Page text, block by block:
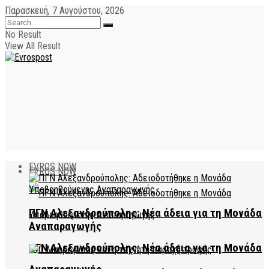
Παρασκευή, 7 Αυγούστου, 2026
No Result
View All Result
EVROS NOW
ΠΓΝ Αλεξανδρούπολης: Νέα άδεια για τη Μονάδα
EVROS NOW
ΠΓΝ Αλεξανδρούπολης: Νέα άδεια για τη Μονάδα
Αναπαραγωγής